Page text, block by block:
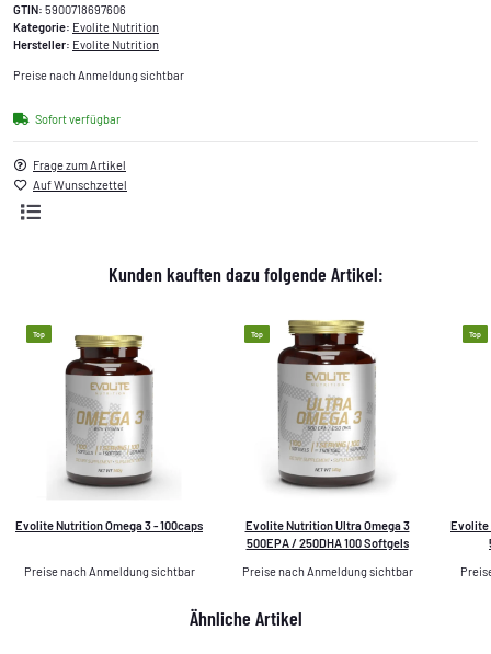
GTIN: 5900718697606
Kategorie: Evolite Nutrition
Hersteller: Evolite Nutrition
Preise nach Anmeldung sichtbar
Sofort verfügbar
Frage zum Artikel
Auf Wunschzettel
Kunden kauften dazu folgende Artikel:
Top
Evolite Nutrition Omega 3 - 100caps
Preise nach Anmeldung sichtbar
Top
Evolite Nutrition Ultra Omega 3
500EPA / 250DHA 100 Softgels
Preise nach Anmeldung sichtbar
Top
Evolite
Ähnliche Artikel